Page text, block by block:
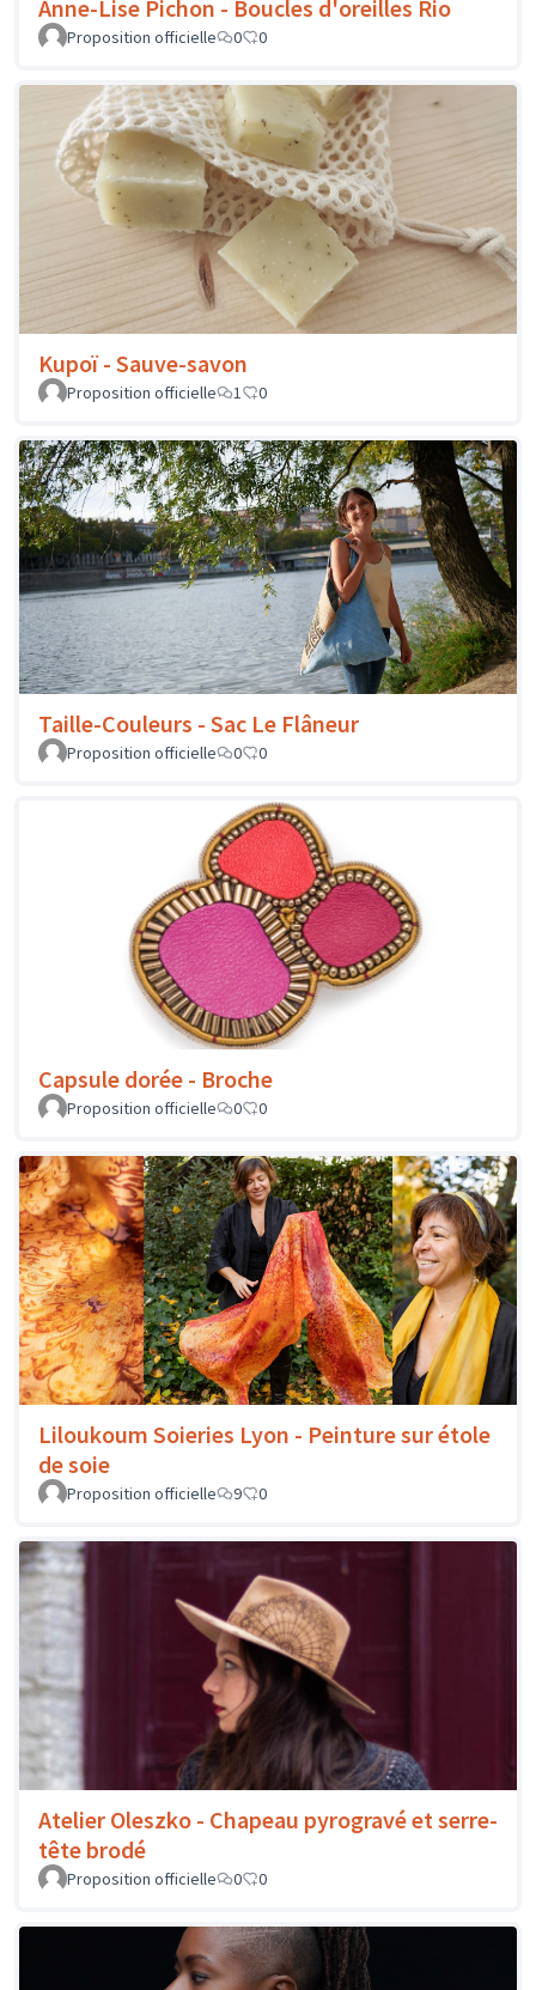
Anne-Lise Pichon - Boucles d'oreilles Rio
Proposition officielle 0 0
Kupoï - Sauve-savon
Proposition officielle 1 0
Taille-Couleurs - Sac Le Flâneur
Proposition officielle 0 0
Capsule dorée - Broche
Proposition officielle 0 0
Liloukoum Soieries Lyon - Peinture sur étole
de soie
Proposition officielle 9 0
Atelier Oleszko - Chapeau pyrogravé et serre-
tête brodé
Proposition officielle 0 0